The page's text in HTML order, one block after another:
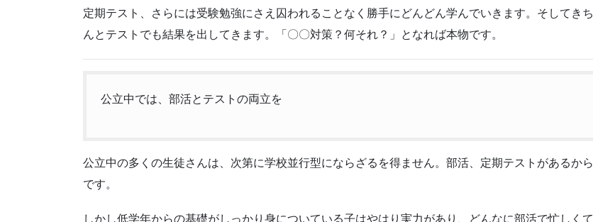
定期テスト、さらには受験勉強にさえ囚われることなく勝手にどんどん学んでいきます。そしてきち
んとテストでも結果を出してきます。「〇〇対策？何それ？」となれば本物です。
公立中では、部活とテストの両立を
公立中の多くの生徒さんは、次第に学校並行型にならざるを得ません。部活、定期テストがあるから
です。
しかし低学年からの基礎がしっかり身についている子はやはり実力があり、どんなに部活で忙しくて